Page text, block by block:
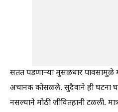
सतत पडणाऱ्या मुसळधार पावसामुळे
अचानक कोसळले. सुदैवाने ही घटना
नसल्याने मोठी जीवितहानी टळली.